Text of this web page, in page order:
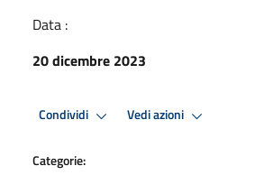
Data :
20 dicembre 2023
Condividi Vedi azioni
Categorie: